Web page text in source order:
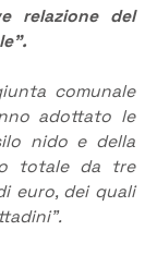
relazione del
comunale
adottato le
nido e della
totale da tre
euro, dei quali